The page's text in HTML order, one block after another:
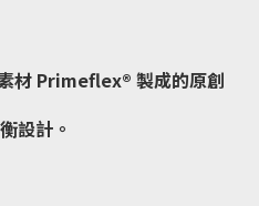
材 Primeflex® 製成的原創
設計。